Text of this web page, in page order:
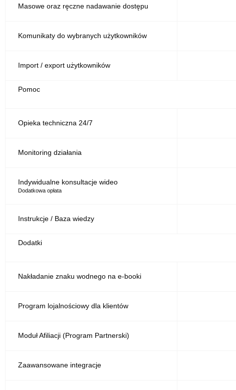
Masowe oraz ręczne nadawanie dostępu
Komunikaty do wybranych użytkowników
Import / export użytkowników
Pomoc
Opieka techniczna 24/7
Monitoring działania
Indywidualne konsultacje wideo
Dodatkowa opłata
Instrukcje / Baza wiedzy
Dodatki
Nakładanie znaku wodnego na e-booki
Program lojalnościowy dla klientów
Moduł Afiliacji (Program Partnerski)
Zaawansowane integracje